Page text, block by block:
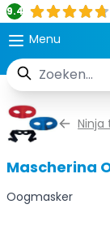
9.4
Menu
Ninja
Mascherina
Oogmasker